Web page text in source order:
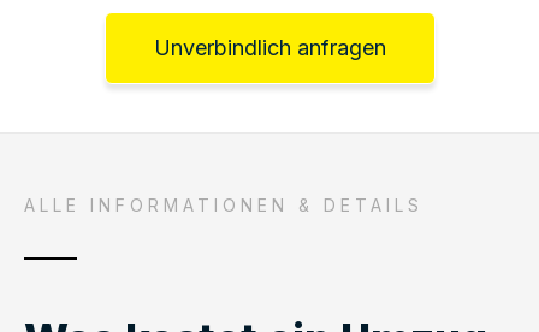
Unverbindlich anfragen
ALLE INFORMATIONEN & DETAILS